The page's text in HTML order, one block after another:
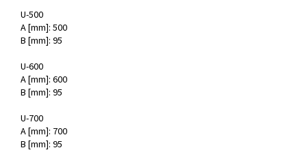
U-500
A [mm]: 500
B [mm]: 95
U-600
A [mm]: 600
B [mm]: 95
U-700
A [mm]: 700
B [mm]: 95